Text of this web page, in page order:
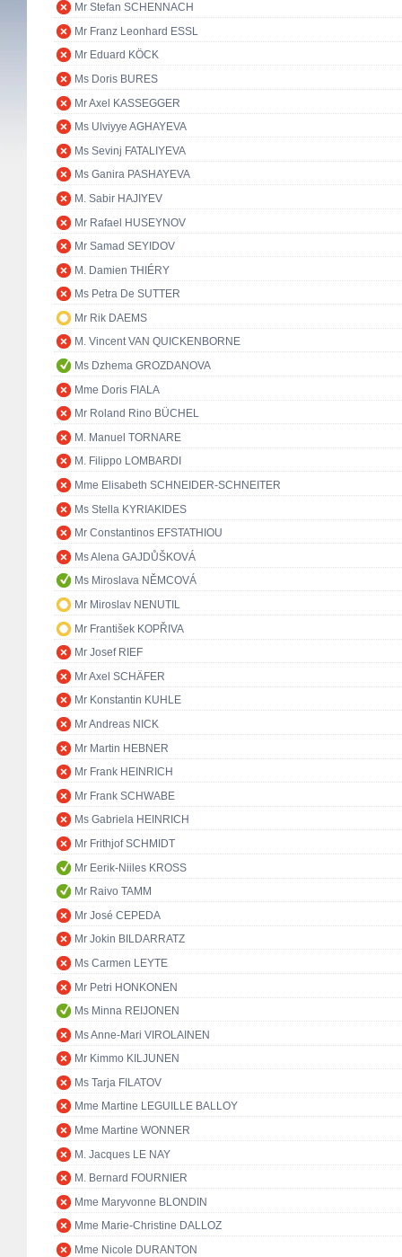
Mr Stefan SCHENNACH
Mr Franz Leonhard ESSL
Mr Eduard KÖCK
Ms Doris BURES
Mr Axel KASSEGGER
Ms Ulviyye AGHAYEVA
Ms Sevinj FATALIYEVA
Ms Ganira PASHAYEVA
M. Sabir HAJIYEV
Mr Rafael HUSEYNOV
Mr Samad SEYIDOV
M. Damien THIÉRY
Ms Petra De SUTTER
Mr Rik DAEMS
M. Vincent VAN QUICKENBORNE
Ms Dzhema GROZDANOVA
Mme Doris FIALA
Mr Roland Rino BÜCHEL
M. Manuel TORNARE
M. Filippo LOMBARDI
Mme Elisabeth SCHNEIDER-SCHNEITER
Ms Stella KYRIAKIDES
Mr Constantinos EFSTATHIOU
Ms Alena GAJDŮŠKOVÁ
Ms Miroslava NĚMCOVÁ
Mr Miroslav NENUTIL
Mr František KOPŘIVA
Mr Josef RIEF
Mr Axel SCHÄFER
Mr Konstantin KUHLE
Mr Andreas NICK
Mr Martin HEBNER
Mr Frank HEINRICH
Mr Frank SCHWABE
Ms Gabriela HEINRICH
Mr Frithjof SCHMIDT
Mr Eerik-Niiles KROSS
Mr Raivo TAMM
Mr José CEPEDA
Mr Jokin BILDARRATZ
Ms Carmen LEYTE
Mr Petri HONKONEN
Ms Minna REIJONEN
Ms Anne-Mari VIROLAINEN
Mr Kimmo KILJUNEN
Ms Tarja FILATOV
Mme Martine LEGUILLE BALLOY
Mme Martine WONNER
M. Jacques LE NAY
M. Bernard FOURNIER
Mme Maryvonne BLONDIN
Mme Marie-Christine DALLOZ
Mme Nicole DURANTON